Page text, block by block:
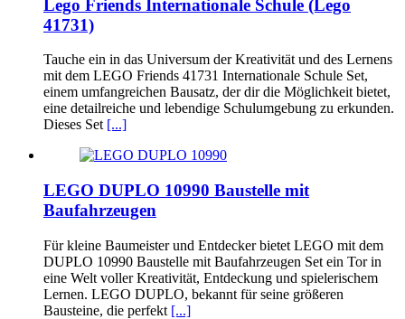
Lego Friends Internationale Schule (Lego
41731)
Tauche ein in das Universum der Kreativität und des Lernens
mit dem LEGO Friends 41731 Internationale Schule Set,
einem umfangreichen Bausatz, der dir die Möglichkeit bietet,
eine detailreiche und lebendige Schulumgebung zu erkunden.
Dieses Set [...]
LEGO DUPLO 10990 Baustelle mit
Baufahrzeugen
Für kleine Baumeister und Entdecker bietet LEGO mit dem
DUPLO 10990 Baustelle mit Baufahrzeugen Set ein Tor in
eine Welt voller Kreativität, Entdeckung und spielerischem
Lernen. LEGO DUPLO, bekannt für seine größeren
Bausteine, die perfekt [...]